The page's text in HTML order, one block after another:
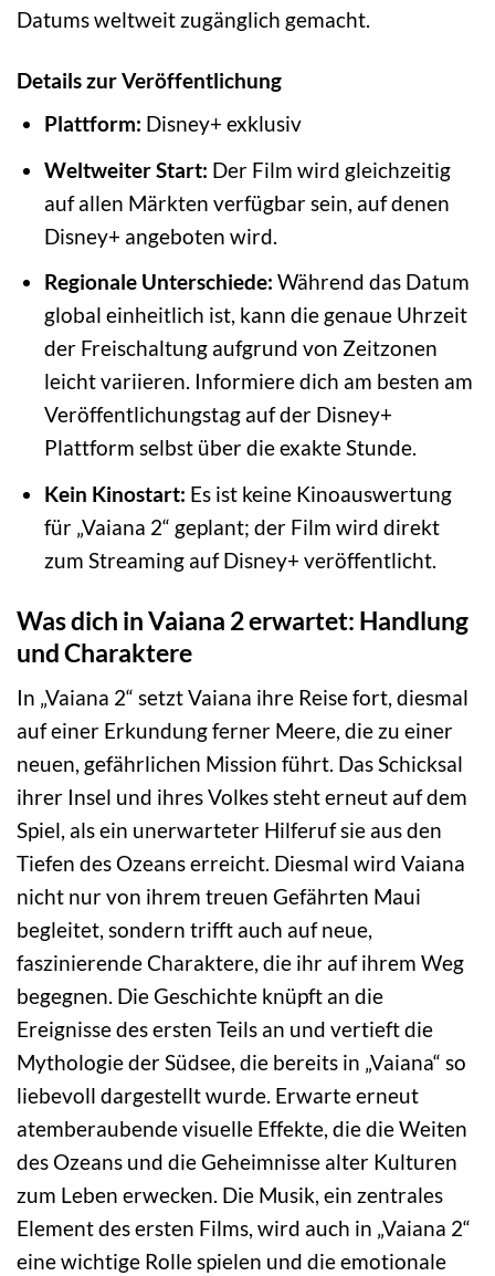
Datums weltweit zugänglich gemacht.
Details zur Veröffentlichung
Plattform: Disney+ exklusiv
Weltweiter Start: Der Film wird gleichzeitig
auf allen Märkten verfügbar sein, auf denen
Disney+ angeboten wird.
Regionale Unterschiede: Während das Datum
global einheitlich ist, kann die genaue Uhrzeit
der Freischaltung aufgrund von Zeitzonen
leicht variieren. Informiere dich am besten am
Veröffentlichungstag auf der Disney+
Plattform selbst über die exakte Stunde.
Kein Kinostart: Es ist keine Kinoauswertung
für „Vaiana 2“ geplant; der Film wird direkt
zum Streaming auf Disney+ veröffentlicht.
Was dich in Vaiana 2 erwartet: Handlung
und Charaktere
In „Vaiana 2“ setzt Vaiana ihre Reise fort, diesmal
auf einer Erkundung ferner Meere, die zu einer
neuen, gefährlichen Mission führt. Das Schicksal
ihrer Insel und ihres Volkes steht erneut auf dem
Spiel, als ein unerwarteter Hilferuf sie aus den
Tiefen des Ozeans erreicht. Diesmal wird Vaiana
nicht nur von ihrem treuen Gefährten Maui
begleitet, sondern trifft auch auf neue,
faszinierende Charaktere, die ihr auf ihrem Weg
begegnen. Die Geschichte knüpft an die
Ereignisse des ersten Teils an und vertieft die
Mythologie der Südsee, die bereits in „Vaiana“ so
liebevoll dargestellt wurde. Erwarte erneut
atemberaubende visuelle Effekte, die die Weiten
des Ozeans und die Geheimnisse alter Kulturen
zum Leben erwecken. Die Musik, ein zentrales
Element des ersten Films, wird auch in „Vaiana 2“
eine wichtige Rolle spielen und die emotionale